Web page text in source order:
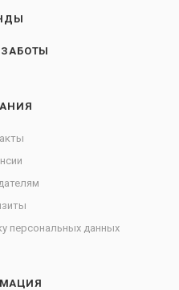
персональных данных